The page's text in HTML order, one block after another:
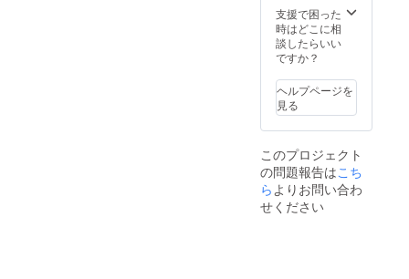
000
円/200,
000円の
リター
じ内容
になり
ます。
支援で困った
時はどこに相
談したらいい
ですか？
ヘルプページを
見る
このプロジェクト
の問題報告はこち
ら よりお問い合わ
せください